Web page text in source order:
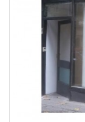
Previous